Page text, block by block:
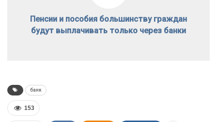
Пенсии и пособия большинству граждан
будут выплачивать только через банки
банк
153